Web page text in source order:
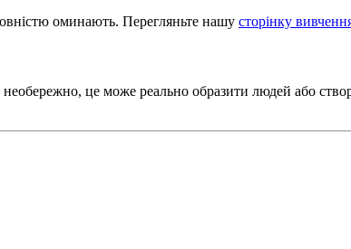
оминають. Перегляньте нашу сторінку
це може реально образити людей або